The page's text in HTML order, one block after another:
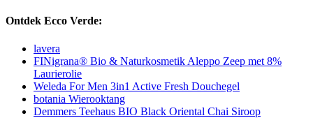
Ontdek Ecco Verde:
lavera
FINigrana® Bio & Naturkosmetik Aleppo Zeep met 8%
Laurierolie
Weleda For Men 3in1 Active Fresh Douchegel
botania Wierooktang
Demmers Teehaus BIO Black Oriental Chai Siroop